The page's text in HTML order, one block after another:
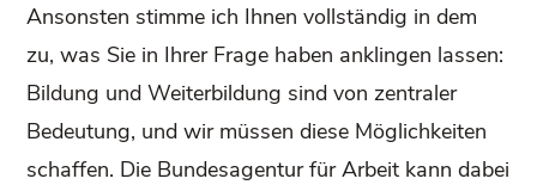
Ansonsten stimme ich Ihnen vollständig in dem
zu, was Sie in Ihrer Frage haben anklingen lassen:
Bildung und Weiterbildung sind von zentraler
Bedeutung, und wir müssen diese Möglichkeiten
schaffen. Die Bundesagentur für Arbeit kann dabei